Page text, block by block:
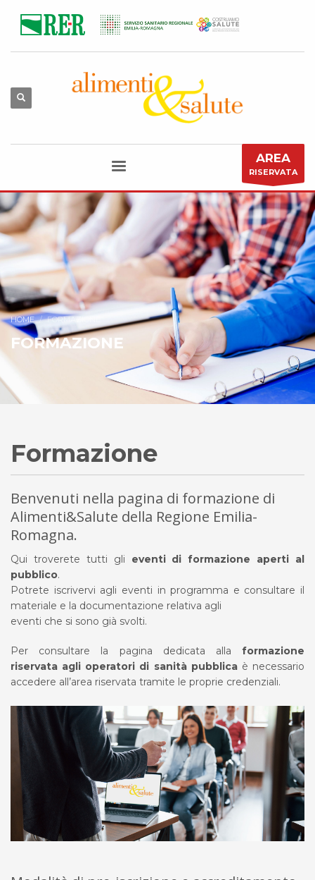
AREA
RISERVATA
HOME FORMAZIONE
FORMAZIONE
Formazione
Benvenuti nella pagina di formazione di
Alimenti&Salute della Regione Emilia-
Romagna.
Qui troverete tutti gli eventi di formazione aperti al
pubblico.
Potrete iscrivervi agli eventi in programma e consultare il
materiale e la documentazione relativa agli
eventi che si sono già svolti.
Per consultare la pagina dedicata alla formazione
riservata agli operatori di sanità pubblicaè necessario
accedere all’area riservata tramite le proprie credenziali.